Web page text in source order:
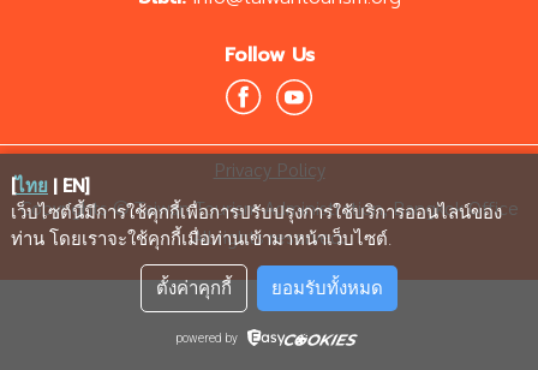
Follow Us
Privacy Policy
Copyrights © Taiwan Tourism Administration, Bangkok Office
All rights reserved.
[ไทย | EN]
เว็บไซต์นี้มีการใช้คุกกี้เพื่อการปรับปรุงการใช้บริการออนไลน์ของ
ท่าน โดยเราจะใช้คุกกี้เมื่อท่านเข้ามาหน้าเว็บไซต์.
ตั้งค่าคุกกี้ ยอมรับทั้งหมด
powered by